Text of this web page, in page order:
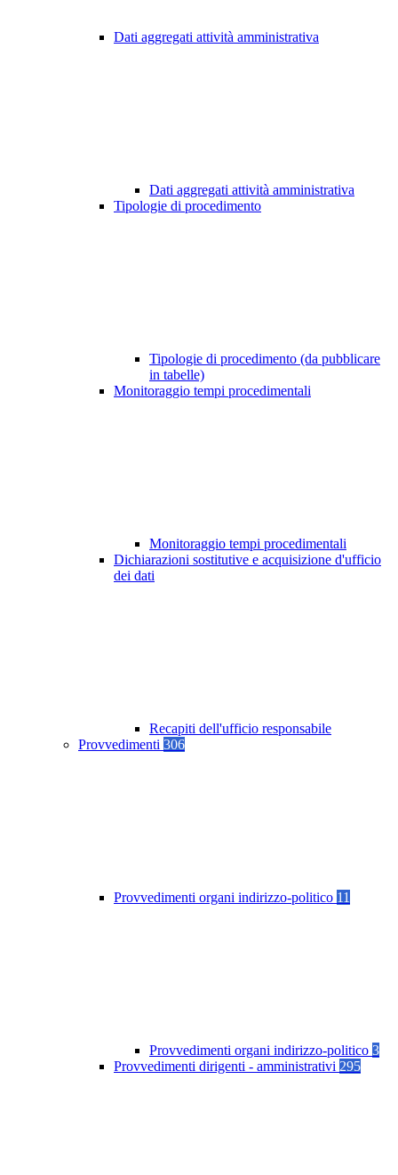
Dati aggregati attività amministrativa
Dati aggregati attività amministrativa
Tipologie di procedimento
Tipologie di procedimento (da pubblicare
in tabelle)
Monitoraggio tempi procedimentali
Monitoraggio tempi procedimentali
Dichiarazioni sostitutive e acquisizione d'ufficio
dei dati
Recapiti dell'ufficio responsabile
Provvedimenti 306
Provvedimenti organi indirizzo-politico 11
Provvedimenti organi indirizzo-politico 3
Provvedimenti dirigenti - amministrativi 295